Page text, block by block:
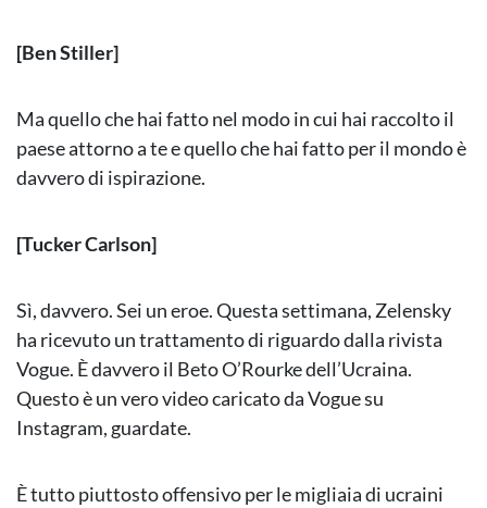
[Ben Stiller]
Ma quello che hai fatto nel modo in cui hai raccolto il
paese attorno a te e quello che hai fatto per il mondo è
davvero di ispirazione.
[Tucker Carlson]
Sì, davvero. Sei un eroe. Questa settimana, Zelensky
ha ricevuto un trattamento di riguardo dalla rivista
Vogue. È davvero il Beto O’Rourke dell’Ucraina.
Questo è un vero video caricato da Vogue su
Instagram, guardate.
È tutto piuttosto offensivo per le migliaia di ucraini